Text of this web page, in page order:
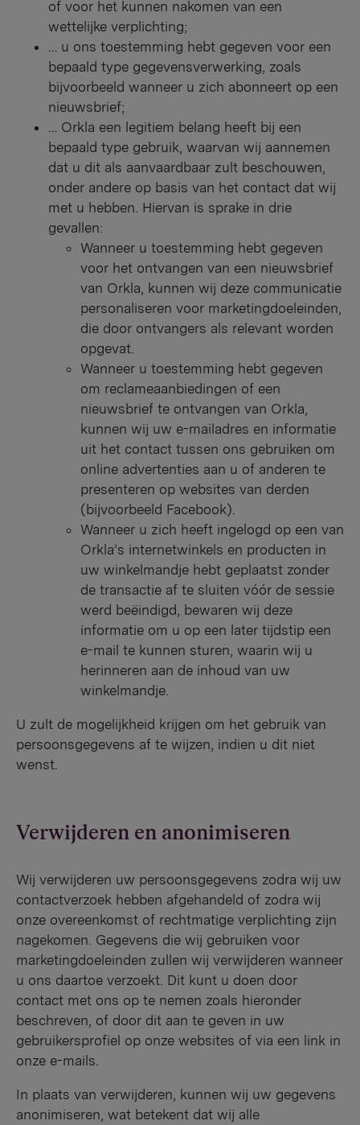
of voor het kunnen nakomen van een
wettelijke verplichting;
… u ons toestemming hebt gegeven voor een
bepaald type gegevensverwerking, zoals
bijvoorbeeld wanneer u zich abonneert op een
nieuwsbrief;
… Orkla een legitiem belang heeft bij een
bepaald type gebruik, waarvan wij aannemen
dat u dit als aanvaardbaar zult beschouwen,
onder andere op basis van het contact dat wij
met u hebben. Hiervan is sprake in drie
gevallen:
Wanneer u toestemming hebt gegeven
voor het ontvangen van een nieuwsbrief
van Orkla, kunnen wij deze communicatie
personaliseren voor marketingdoeleinden,
die door ontvangers als relevant worden
opgevat.
Wanneer u toestemming hebt gegeven
om reclameaanbiedingen of een
nieuwsbrief te ontvangen van Orkla,
kunnen wij uw e-mailadres en informatie
uit het contact tussen ons gebruiken om
online advertenties aan u of anderen te
presenteren op websites van derden
(bijvoorbeeld Facebook).
Wanneer u zich heeft ingelogd op een van
Orkla’s internetwinkels en producten in
uw winkelmandje hebt geplaatst zonder
de transactie af te sluiten vóór de sessie
werd beëindigd, bewaren wij deze
informatie om u op een later tijdstip een
e-mail te kunnen sturen, waarin wij u
herinneren aan de inhoud van uw
winkelmandje.
U zult de mogelijkheid krijgen om het gebruik van
persoonsgegevens af te wijzen, indien u dit niet
wenst.
Verwijderen en anonimiseren
Wij verwijderen uw persoonsgegevens zodra wij uw
contactverzoek hebben afgehandeld of zodra wij
onze overeenkomst of rechtmatige verplichting zijn
nagekomen. Gegevens die wij gebruiken voor
marketingdoeleinden zullen wij verwijderen wanneer
u ons daartoe verzoekt. Dit kunt u doen door
contact met ons op te nemen zoals hieronder
beschreven, of door dit aan te geven in uw
gebruikersprofiel op onze websites of via een link in
onze e-mails.
In plaats van verwijderen, kunnen wij uw gegevens
anonimiseren, wat betekent dat wij alle